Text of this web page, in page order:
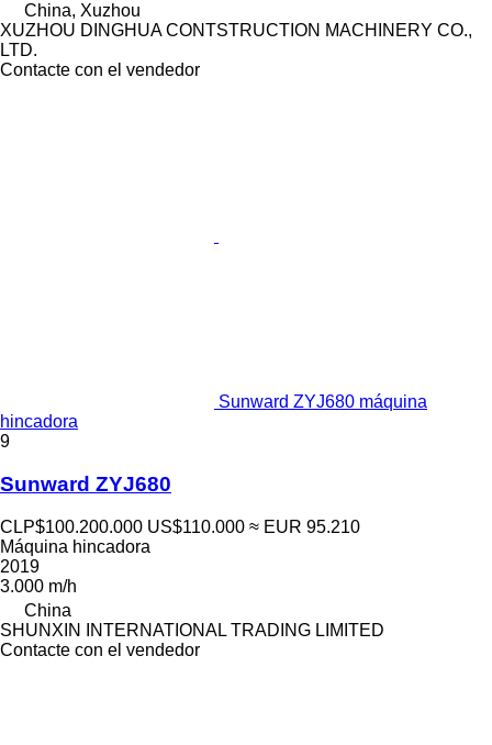
China, Xuzhou
XUZHOU DINGHUA CONTSTRUCTION MACHINERY CO.,
LTD.
Contacte con el vendedor
Sunward ZYJ680 máquina
hincadora
9
Sunward ZYJ680
CLP$100.200.000 US$110.000 ≈ EUR 95.210
Máquina hincadora
2019
3.000 m/h
China
SHUNXIN INTERNATIONAL TRADING LIMITED
Contacte con el vendedor